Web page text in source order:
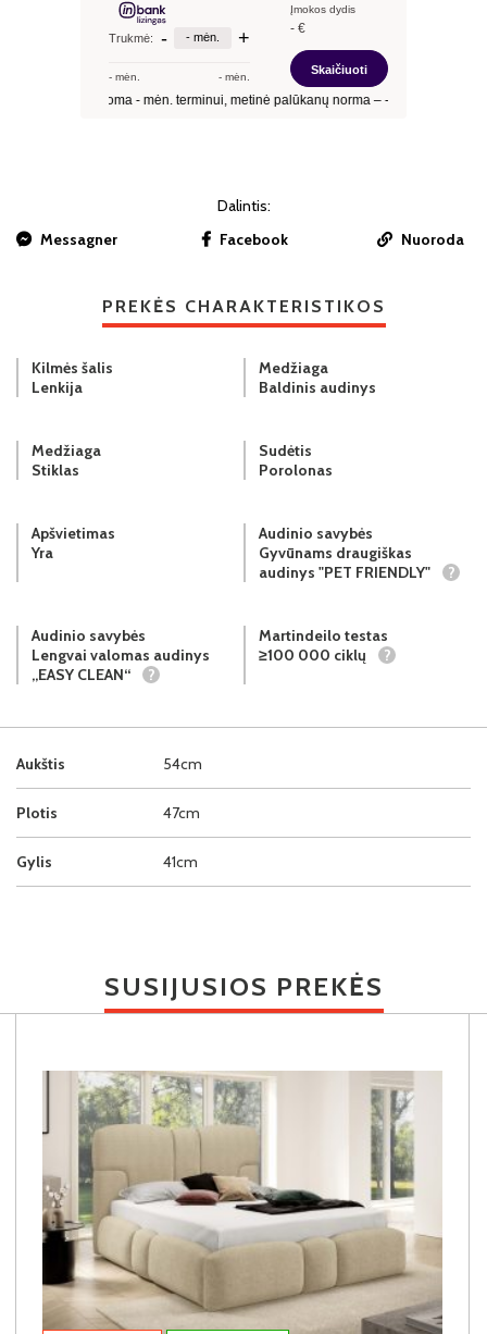
Dalintis:
Messagner
Facebook Nuoroda
PREKĖS CHARAKTERISTIKOS
Aukštis 54cm
Plotis 47cm
Gylis 41cm
Kilmės šalis
Lenkija
Medžiaga
Baldinis audinys
Medžiaga
Stiklas
Sudėtis
Porolonas
Apšvietimas
Yra
Audinio savybės
Gyvūnams draugiškas
audinys "PET FRIENDLY"
?
Audinio savybės
Lengvai valomas audinys
„EASY CLEAN“
?
Martindeilo testas
≥100 000 ciklų
?
SUSIJUSIOS PREKĖS